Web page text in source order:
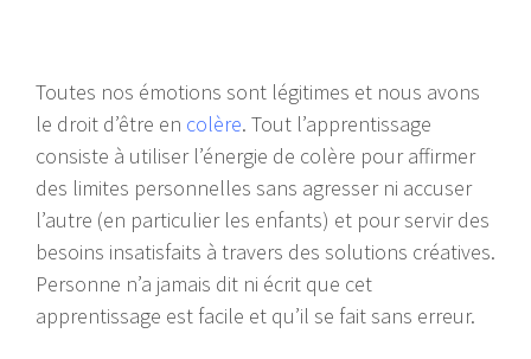
Toutes nos émotions sont légitimes et nous avons
le droit d’être en colère. Tout l’apprentissage
consiste à utiliser l’énergie de colère pour affirmer
des limites personnelles sans agresser ni accuser
l’autre (en particulier les enfants) et pour servir des
besoins insatisfaits à travers des solutions créatives.
Personne n’a jamais dit ni écrit que cet
apprentissage est facile et qu’il se fait sans erreur.